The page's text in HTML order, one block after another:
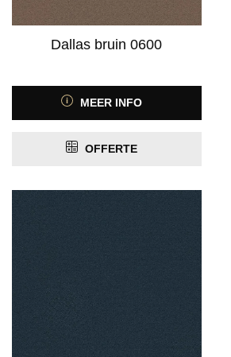
Dallas bruin 0600
MEER INFO
OFFERTE